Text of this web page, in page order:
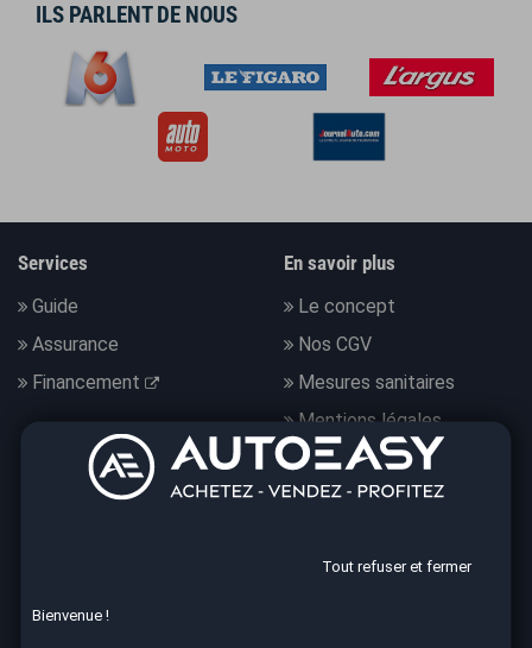
ILS PARLENT DE NOUS
Services
Guide
Assurance
Financement
En savoir plus
Le concept
Nos CGV
Mesures sanitaires
Mentions légales
Données personnelles
Tout refuser et fermer
Bienvenue !